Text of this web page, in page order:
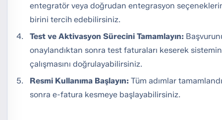
entegratör veya doğrudan entegrasyon
birini tercih edebilirsiniz.
Test ve Aktivasyon Sürecini Tamamlayın:
onaylandıktan sonra test faturaları keserek sistemin
çalışmasını doğrulayabilirsiniz.
Resmi Kullanıma Başlayın: Tüm adımlar
sonra e-fatura kesmeye başlayabilirsiniz.